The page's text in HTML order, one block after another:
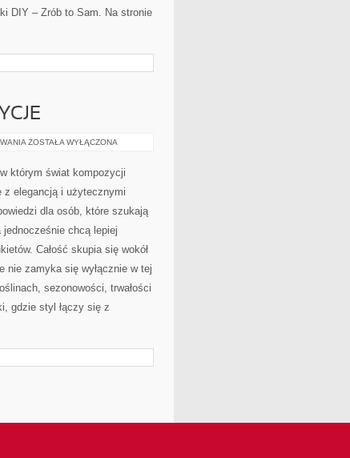
DIY – Zrób to Sam. Na stronie
SEZONOWE
KOMPOZYCJE
ZOSTAŁA WYŁĄCZONA
którym świat kompozycji
z elegancją i użytecznymi
dla osób, które szukają
chcą lepiej
Całość skupia się wokół
nie zamyka się wyłącznie w tej
sezonowości, trwałości
gdzie styl łączy się z